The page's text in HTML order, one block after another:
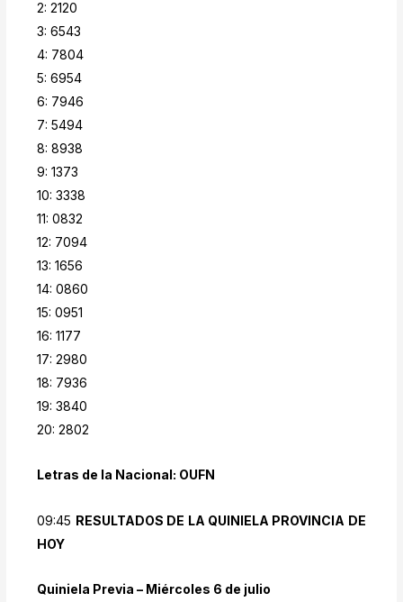
2: 2120
3: 6543
4: 7804
5: 6954
6: 7946
7: 5494
8: 8938
9: 1373
10: 3338
11: 0832
12: 7094
13: 1656
14: 0860
15: 0951
16: 1177
17: 2980
18: 7936
19: 3840
20: 2802
Letras de la Nacional: OUFN
09:45 RESULTADOS DE LA QUINIELA PROVINCIA DE
HOY
Quiniela Previa – Miércoles 6 de julio